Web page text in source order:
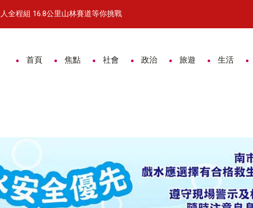
全程組 16.8公里山林賽道等你挑戰
首頁 焦點 社會 政治 旅遊 生活